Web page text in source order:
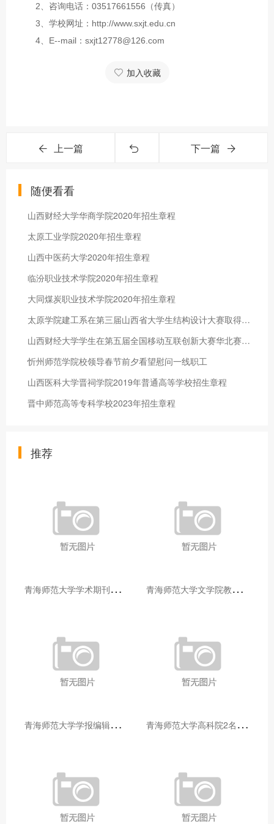
2、咨询电话：03517661556（传真）
3、学校网址：http://www.sxjt.edu.cn
4、E--mail：sxjt12778@126.com
加入收藏
上一篇 下一篇
随便看看
山西财经大学华商学院2020年招生章程
太原工业学院2020年招生章程
山西中医药大学2020年招生章程
临汾职业技术学院2020年招生章程
大同煤炭职业技术学院2020年招生章程
太原学院建工系在第三届山西省大学生结构设计大赛取得优异成绩
山西财经大学学生在第五届全国移动互联创新大赛华北赛区决赛中取
忻州师范学院校领导春节前夕看望慰问一线职工
山西医科大学晋祠学院2019年普通高等学校招生章程
晋中师范高等专科学校2023年招生章程
推荐
青
海师范大学学术期刊两个专栏入选2025年青海省期刊重点专栏 青
海师范大学文学院教师赴山东省相关高校和学术机构交流学习
青
海师范大学学报编辑部赴大通县城关镇上毛佰胜村开展帮扶慰问活动 青
海师范大学高科院2名专家当选中国科学院院士